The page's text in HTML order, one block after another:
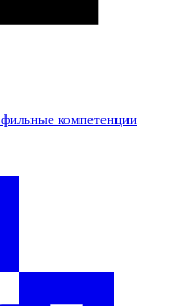
компетенции